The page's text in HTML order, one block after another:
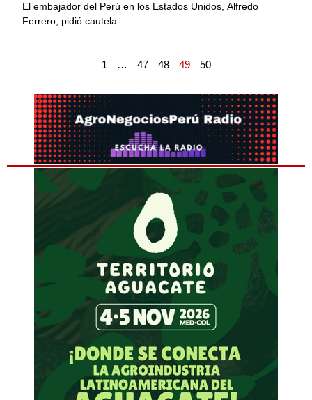
El embajador del Perú en los Estados Unidos, Alfredo
Ferrero, pidió cautela
1 … 47 48 49 50